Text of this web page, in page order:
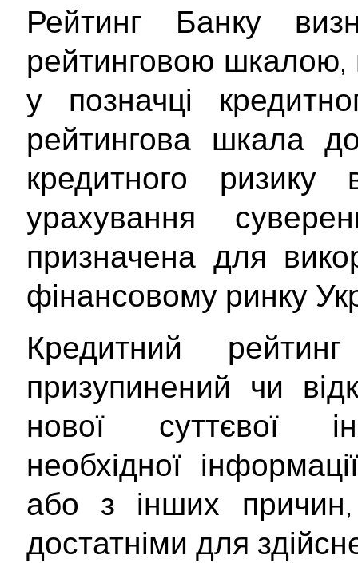
Рейтинг Банку
рейтинговою шкалою,
у позначці
рейтингова шкала
кредитного ризику
урахування
призначена для
фінансовому ринку
Кредитний
призупинений чи
нової суттєвої
необхідної
або з інших причин,
достатніми для